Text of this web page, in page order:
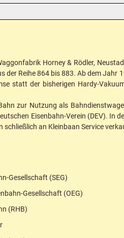
Horney & Rödler,
der Reihe 864 bis 883. Ab dem
statt der bisherigen Hardy-
zur Nutzung als
Eisenbahn-Verein (DEV).
schließlich an Kleinbaan Service
Gesellschaft (SEG)
Gesellschaft (OEG)
(RHB)